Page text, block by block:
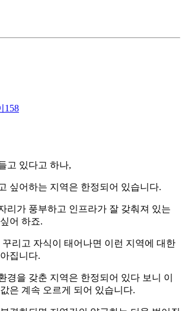
158
고 있다고 하나,
싶어하는 지역은 한정되어 있습니다.
리가 풍부하고 인프라가 잘 갖춰져 있는
어 하죠.
꾸리고 자식이 태어나면 이런 지역에 대한
집니다.
경을 갖춘 지역은 한정되어 있다 보니 이
은 계속 오르게 되어 있습니다.